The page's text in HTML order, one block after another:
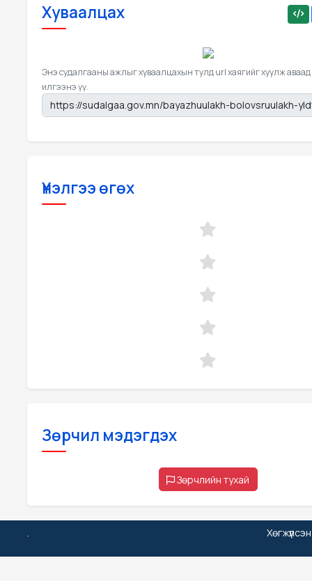
Хуваалцах
Энэ судалгааны ажлыг хуваалцахын тулд url хаягийг хуулж аваад
илгээнэ үү.
Үнэлгээ өгөх
Зөрчил мэдэгдэх
Зөрчлийн тухай
.